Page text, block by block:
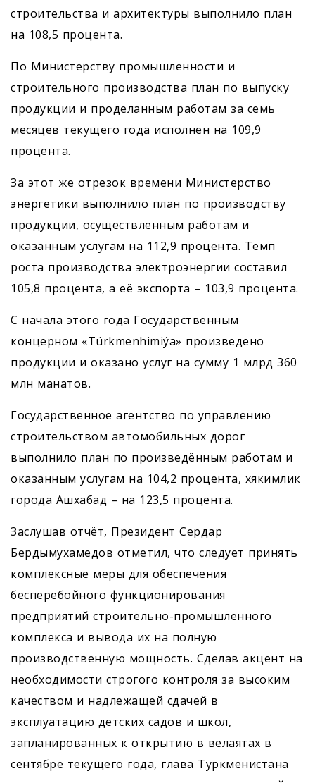
строительства и архитектуры выполнило план
на 108,5 процента.
По Министерству промышленности и
строительного производства план по выпуску
продукции и проделанным работам за семь
месяцев текущего года исполнен на 109,9
процента.
За этот же отрезок времени Министерство
энергетики выполнило план по производству
продукции, осуществленным работам и
оказанным услугам на 112,9 процента. Темп
роста производства электроэнергии составил
105,8 процента, а её экспорта – 103,9 процента.
С начала этого года Государственным
концерном «Türkmenhimiýa» произведено
продукции и оказано услуг на сумму 1 млрд 360
млн манатов.
Государственное агентство по управлению
строительством автомобильных дорог
выполнило план по произведённым работам и
оказанным услугам на 104,2 процента, хякимлик
города Ашхабад – на 123,5 процента.
Заслушав отчёт, Президент Сердар
Бердымухамедов отметил, что следует принять
комплексные меры для обеспечения
бесперебойного функционирования
предприятий строительно-промышленного
комплекса и вывода их на полную
производственную мощность. Сделав акцент на
необходимости строгого контроля за высоким
качеством и надлежащей сдачей в
эксплуатацию детских садов и школ,
запланированных к открытию в велаятах в
сентябре текущего года, глава Туркменистана